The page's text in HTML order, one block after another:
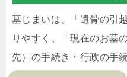
墓じまいは、「遺骨の引
りやすく、「現在のお墓
先）の手続き・行政の手